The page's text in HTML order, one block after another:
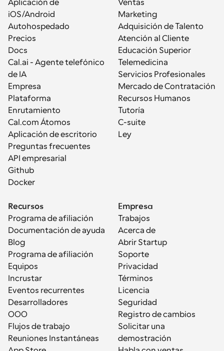
Aplicación de
iOS/Android
Autohospedado
Precios
Docs
Cal.ai - Agente telefónico
de IA
Empresa
Plataforma
Enrutamiento
Cal.com Átomos
Aplicación de escritorio
Preguntas frecuentes
API empresarial
Github
Docker
Ventas
Marketing
Adquisición de Talento
Atención al Cliente
Educación Superior
Telemedicina
Servicios Profesionales
Mercado de Contratación
Recursos Humanos
Tutoría
C-suite
Ley
Recursos
Programa de afiliación
Documentación de ayuda
Blog
Programa de afiliación
Equipos
Incrustar
Eventos recurrentes
Desarrolladores
OOO
Flujos de trabajo
Reuniones Instantáneas
Empresa
Trabajos
Acerca de
Abrir Startup
Soporte
Privacidad
Términos
Licencia
Seguridad
Registro de cambios
Solicitar una
demostración